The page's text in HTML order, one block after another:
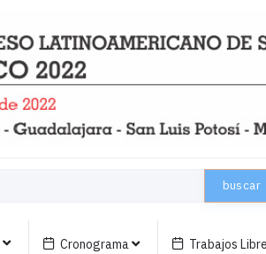
buscar
Cronograma Trabajos